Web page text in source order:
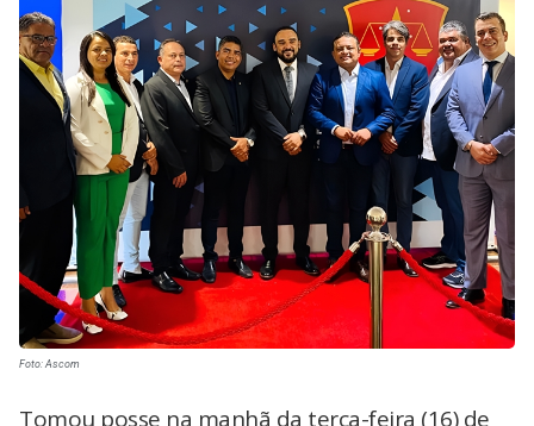
Foto: Ascom
Tomou posse na manhã da terça-feira (16) de